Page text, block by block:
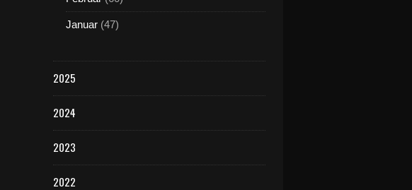
Januar (47)
2025
2024
2023
2022